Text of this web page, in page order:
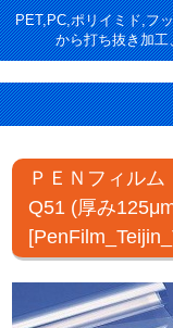
PET,PC,ポリイミド,フ
から打ち抜き加
ＰＥＮフィルム
Q51 (厚み